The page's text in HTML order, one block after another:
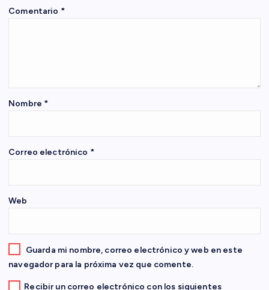
ó
e
t
a
Comentario *
Nombre *
Correo electrónico *
Web
Guarda mi nombre, correo electrónico y web en este
navegador para la próxima vez que comente.
Recibir un correo electrónico con los siguientes